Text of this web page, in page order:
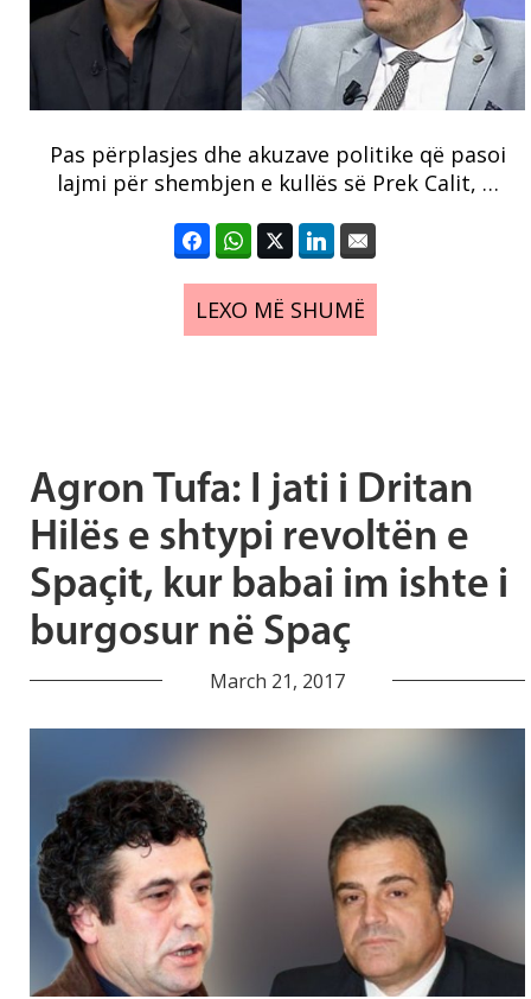
Pas përplasjes dhe akuzave politike që pasoi
lajmi për shembjen e kullës së Prek Calit, …
LEXO MË SHUMË
Agron Tufa: I jati i Dritan
Hilës e shtypi revoltën e
Spaçit, kur babai im ishte i
burgosur në Spaç
March 21, 2017